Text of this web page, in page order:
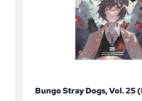
Bungo Stray Dogs, Vol. 25 (Manga)